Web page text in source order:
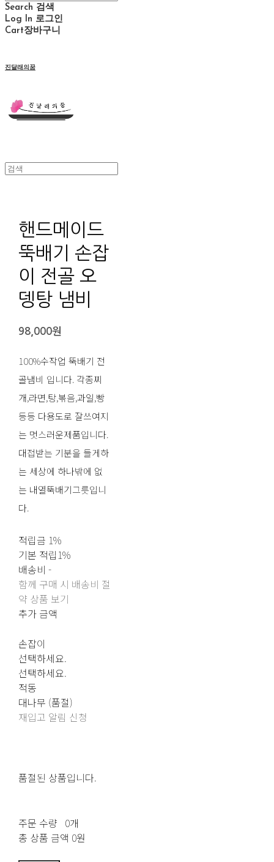
Search 검색
Log In 로그인
Cart장바구니
진달래의꿈
핸드메이드
뚝배기 손잡
이 전골 오
뎅탕 냄비
98,000원
100%수작업 뚝배기 전
골냄비 입니다. 각종찌
개,라면,탕,볶음,과일,빵
등등 다용도로 잘쓰여지
는 멋스러운제품입니다.
대접받는 기분을 들게하
는 세상에 하나밖에 없
는 내열뚝배기그릇입니
다.
적립금 1%
기본 적립1%
배송비 -
함께 구매 시 배송비 절
약 상품 보기
추가 금액
손잡이
선택하세요.
선택하세요.
적동
대나무 (품절)
재입고 알림 신청
품절된 상품입니다.
주문 수량 0개
총 상품 금액 0원